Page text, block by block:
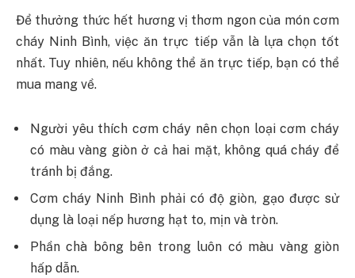
Để thưởng thức hết hương vị thơm ngon của món cơm
cháy Ninh Bình, việc ăn trực tiếp vẫn là lựa chọn tốt
nhất. Tuy nhiên, nếu không thể ăn trực tiếp, bạn có thể
mua mang về.
Người yêu thích cơm cháy nên chọn loại cơm cháy
có màu vàng giòn ở cả hai mặt, không quá cháy để
tránh bị đắng.
Cơm cháy Ninh Bình phải có độ giòn, gạo được sử
dụng là loại nếp hương hạt to, mịn và tròn.
Phần chà bông bên trong luôn có màu vàng giòn
hấp dẫn.